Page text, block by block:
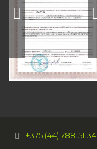
+375 (44) 788‑51‑34